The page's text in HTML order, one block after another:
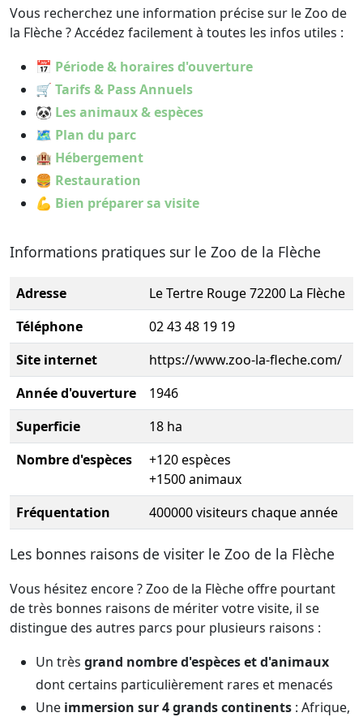
Vous recherchez une information précise sur le Zoo de
la Flèche ? Accédez facilement à toutes les infos utiles :
📅 Période & horaires d'ouverture
🛒 Tarifs & Pass Annuels
🐼 Les animaux & espèces
🗺 Plan du parc
🏨 Hébergement
🍔 Restauration
💪 Bien préparer sa visite
Informations pratiques sur le Zoo de la Flèche
Adresse
Le Tertre Rouge 72200 La Flèche
Téléphone
02 43 48 19 19
Site internet
https://www.zoo-la-fleche.com/
Année d'ouverture
1946
Superficie
18 ha
Nombre d'espèces
+120 espèces
+1500 animaux
Fréquentation
400000 visiteurs chaque année
Les bonnes raisons de visiter le Zoo de la Flèche
Vous hésitez encore ? Zoo de la Flèche offre pourtant
de très bonnes raisons de mériter votre visite, il se
distingue des autres parcs pour plusieurs raisons :
Un très grand nombre d'espèces et d'animaux
dont certains particulièrement rares et menacés
Une immersion sur 4 grands continents : Afrique,